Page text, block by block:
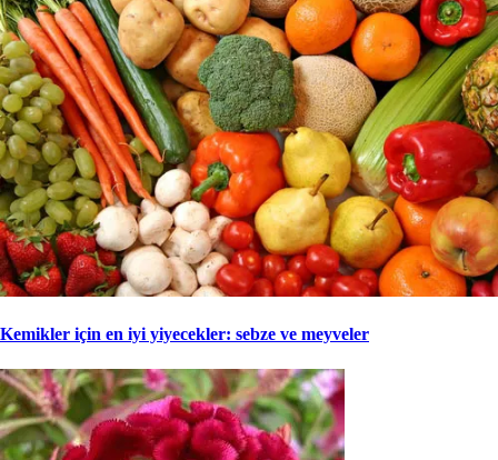
Kemikler için en iyi yiyecekler: sebze ve meyveler